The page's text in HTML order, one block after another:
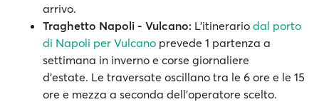
arrivo.
Traghetto Napoli - Vulcano: L'itinerario dal porto
di Napoli per Vulcano prevede 1 partenza a
settimana in inverno e corse giornaliere
d'estate. Le traversate oscillano tra le 6 ore e le 15
ore e mezza a seconda dell’operatore scelto.